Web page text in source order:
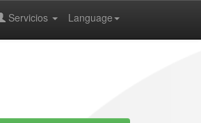
Language
Servicios